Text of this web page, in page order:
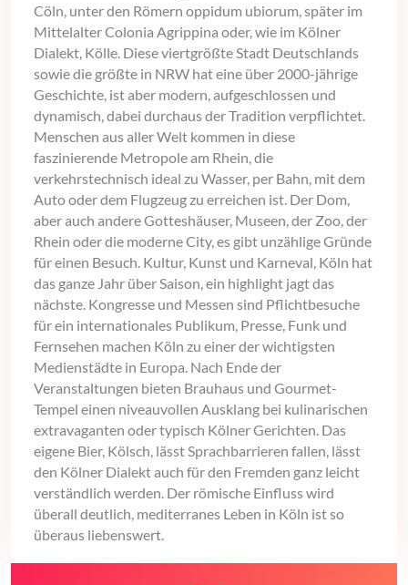
Cöln, unter den Römern oppidum ubiorum, später im
Mittelalter Colonia Agrippina oder, wie im Kölner
Dialekt, Kölle. Diese viertgrößte Stadt Deutschlands
sowie die größte in NRW hat eine über 2000-jährige
Geschichte, ist aber modern, aufgeschlossen und
dynamisch, dabei durchaus der Tradition verpflichtet.
Menschen aus aller Welt kommen in diese
faszinierende Metropole am Rhein, die
verkehrstechnisch ideal zu Wasser, per Bahn, mit dem
Auto oder dem Flugzeug zu erreichen ist. Der Dom,
aber auch andere Gotteshäuser, Museen, der Zoo, der
Rhein oder die moderne City, es gibt unzählige Gründe
für einen Besuch. Kultur, Kunst und Karneval, Köln hat
das ganze Jahr über Saison, ein highlight jagt das
nächste. Kongresse und Messen sind Pflichtbesuche
für ein internationales Publikum, Presse, Funk und
Fernsehen machen Köln zu einer der wichtigsten
Medienstädte in Europa. Nach Ende der
Veranstaltungen bieten Brauhaus und Gourmet-
Tempel einen niveauvollen Ausklang bei kulinarischen
extravaganten oder typisch Kölner Gerichten. Das
eigene Bier, Kölsch, lässt Sprachbarrieren fallen, lässt
den Kölner Dialekt auch für den Fremden ganz leicht
verständlich werden. Der römische Einfluss wird
überall deutlich, mediterranes Leben in Köln ist so
überaus liebenswert.